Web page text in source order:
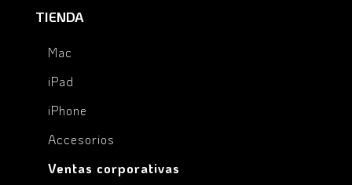
TIENDA
Mac
iPad
iPhone
Accesorios
Ventas corporativas